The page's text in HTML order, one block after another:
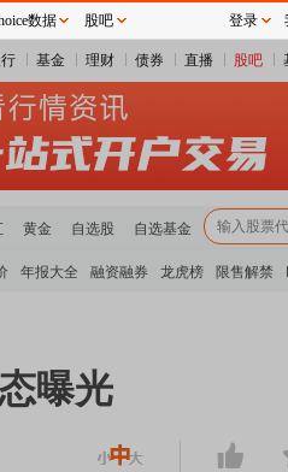
基金 理财 债券 直播 股吧
黄金 自选股 自选基金
年报大全 融资融券 龙虎榜 限售解禁
曝光
数据 股吧 登录